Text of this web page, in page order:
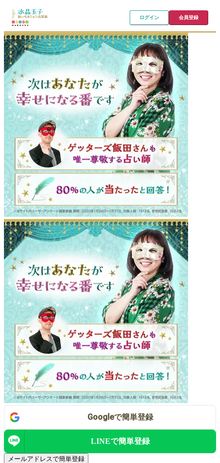
ログイン 会員登録
Googleで簡単登録
LINEで簡単登録
メールアドレスで簡単登録